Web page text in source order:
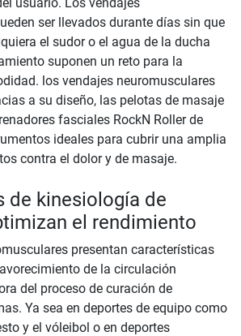
ser llevados durante días sin que
el sudor o el agua de la ducha
suponen un reto para la
los vendajes neuromusculares
a su diseño, las pelotas de masaje
fasciales RockN Roller de
ideales para cubrir una amplia
contra el dolor y de masaje.
de kinesiología de
el rendimiento
presentan características
de la circulación
del proceso de curación de
Ya sea en deportes de equipo como
y el vóleibol o en deportes